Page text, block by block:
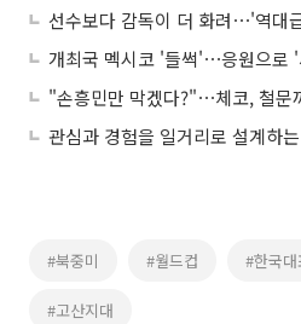
개최국 멕시코 '들썩'⋯응원으로 '
"손흥민만 막겠다?"⋯체코, 철문
관심과 경험을 일거리로 설계하
#북중미 #월드컵 #한국대
#고산지대